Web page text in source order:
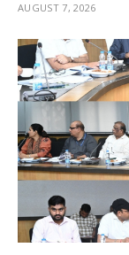
AUGUST 7, 2026